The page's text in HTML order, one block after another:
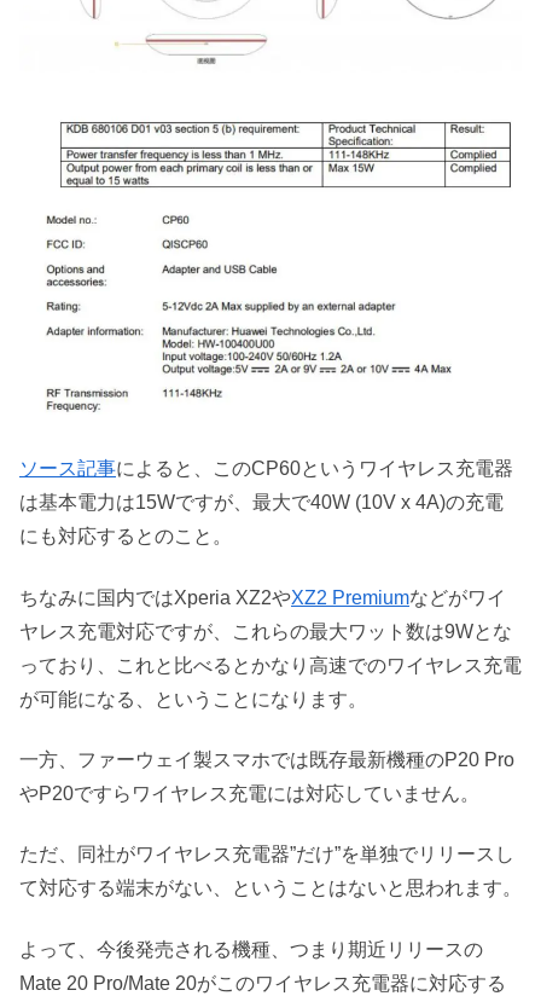
ソース記事によると、このCP60というワイヤレス充電器
は基本電力は15Wですが、最大で40W (10V x 4A)の充電
にも対応するとのこと。
ちなみに国内ではXperia XZ2やXZ2 Premiumなどがワイ
ヤレス充電対応ですが、これらの最大ワット数は9Wとな
っており、これと比べるとかなり高速でのワイヤレス充電
が可能になる、ということになります。
一方、ファーウェイ製スマホでは既存最新機種のP20 Pro
やP20ですらワイヤレス充電には対応していません。
ただ、同社がワイヤレス充電器”だけ”を単独でリリースし
て対応する端末がない、ということはないと思われます。
よって、今後発売される機種、つまり期近リリースの
Mate 20 Pro/Mate 20がこのワイヤレス充電器に対応する